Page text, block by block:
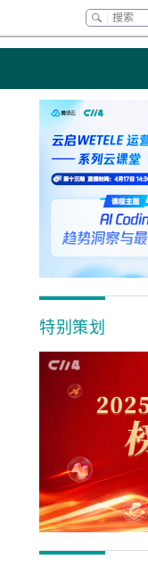
特别策划